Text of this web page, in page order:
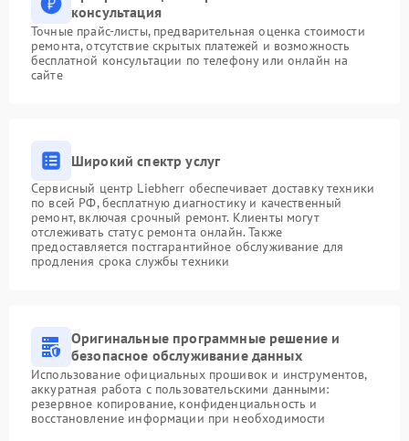
консультация
Точные прайс-листы, предварительная оценка стоимости
ремонта, отсутствие скрытых платежей и возможность
бесплатной консультации по телефону или онлайн на
сайте
Широкий спектр услуг
Сервисный центр Liebherr обеспечивает доставку техники
по всей РФ, бесплатную диагностику и качественный
ремонт, включая срочный ремонт. Клиенты могут
отслеживать статус ремонта онлайн. Также
предоставляется постгарантийное обслуживание для
продления срока службы техники
Оригинальные программные решение и
безопасное обслуживание данных
Использование официальных прошивок и инструментов,
аккуратная работа с пользовательскими данными:
резервное копирование, конфиденциальность и
восстановление информации при необходимости